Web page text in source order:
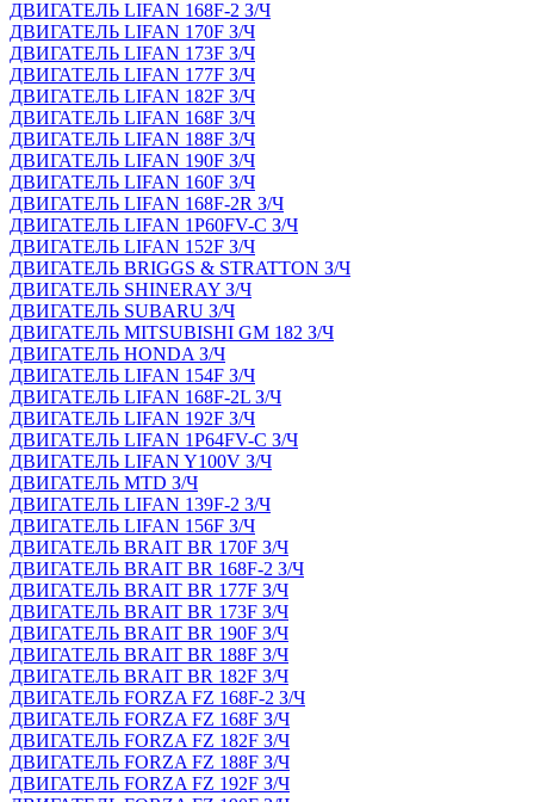
ДВИГАТЕЛЬ LIFAN 168F-2 З/Ч
ДВИГАТЕЛЬ LIFAN 170F З/Ч
ДВИГАТЕЛЬ LIFAN 173F З/Ч
ДВИГАТЕЛЬ LIFAN 177F З/Ч
ДВИГАТЕЛЬ LIFAN 182F З/Ч
ДВИГАТЕЛЬ LIFAN 168F З/Ч
ДВИГАТЕЛЬ LIFAN 188F З/Ч
ДВИГАТЕЛЬ LIFAN 190F З/Ч
ДВИГАТЕЛЬ LIFAN 160F З/Ч
ДВИГАТЕЛЬ LIFAN 168F-2R З/Ч
ДВИГАТЕЛЬ LIFAN 1P60FV-C З/Ч
ДВИГАТЕЛЬ LIFAN 152F З/Ч
ДВИГАТЕЛЬ BRIGGS & STRATTON З/Ч
ДВИГАТЕЛЬ SHINERAY З/Ч
ДВИГАТЕЛЬ SUBARU З/Ч
ДВИГАТЕЛЬ MITSUBISHI GM 182 З/Ч
ДВИГАТЕЛЬ HONDA З/Ч
ДВИГАТЕЛЬ LIFAN 154F З/Ч
ДВИГАТЕЛЬ LIFAN 168F-2L З/Ч
ДВИГАТЕЛЬ LIFAN 192F З/Ч
ДВИГАТЕЛЬ LIFAN 1P64FV-C З/Ч
ДВИГАТЕЛЬ LIFAN Y100V З/Ч
ДВИГАТЕЛЬ MTD З/Ч
ДВИГАТЕЛЬ LIFAN 139F-2 З/Ч
ДВИГАТЕЛЬ LIFAN 156F З/Ч
ДВИГАТЕЛЬ BRAIT BR 170F З/Ч
ДВИГАТЕЛЬ BRAIT BR 168F-2 З/Ч
ДВИГАТЕЛЬ BRAIT BR 177F З/Ч
ДВИГАТЕЛЬ BRAIT BR 173F З/Ч
ДВИГАТЕЛЬ BRAIT BR 190F З/Ч
ДВИГАТЕЛЬ BRAIT BR 188F З/Ч
ДВИГАТЕЛЬ BRAIT BR 182F З/Ч
ДВИГАТЕЛЬ FORZA FZ 168F-2 З/Ч
ДВИГАТЕЛЬ FORZA FZ 168F З/Ч
ДВИГАТЕЛЬ FORZA FZ 182F З/Ч
ДВИГАТЕЛЬ FORZA FZ 188F З/Ч
ДВИГАТЕЛЬ FORZA FZ 192F З/Ч